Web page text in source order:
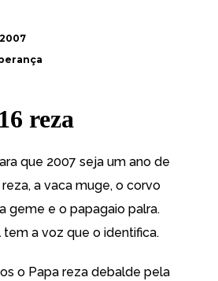
reza
que 2007 seja um ano de
reza, a vaca muge, o corvo
geme e o papagaio palra.
tem a voz que o identifica.
o Papa reza debalde pela